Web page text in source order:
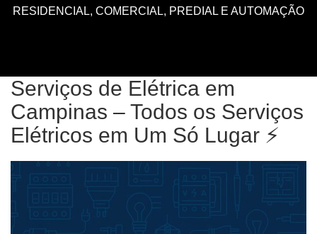
RESIDENCIAL, COMERCIAL, PREDIAL E AUTOMAÇÃO
Serviços de Elétrica em
Campinas – Todos os Serviços
Elétricos em Um Só Lugar ⚡